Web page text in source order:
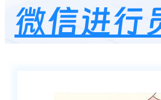
微信进行